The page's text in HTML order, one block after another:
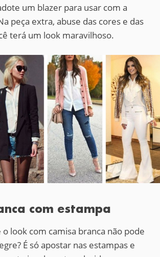
um blazer para usar com a
peça extra, abuse das cores e das
terá um look maravilhoso.
com estampa
look com camisa branca não pode
É só apostar nas estampas e